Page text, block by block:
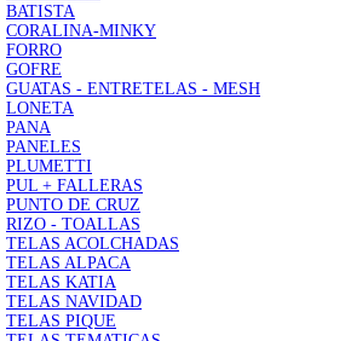
BATISTA
CORALINA-MINKY
FORRO
GOFRE
GUATAS - ENTRETELAS - MESH
LONETA
PANA
PANELES
PLUMETTI
PUL + FALLERAS
PUNTO DE CRUZ
RIZO - TOALLAS
TELAS ACOLCHADAS
TELAS ALPACA
TELAS KATIA
TELAS NAVIDAD
TELAS PIQUE